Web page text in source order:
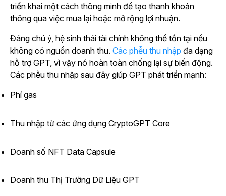
triển khai một cách thông minh để tạo thanh khoản
thông qua việc mua lại hoặc mở rộng lợi nhuận.
Đáng chú ý, hệ sinh thái tài chính không thể tồn tại nếu
không có nguồn doanh thu. Các phễu thu nhập đa dạng
hỗ trợ GPT, vì vậy nó hoàn toàn chống lại sự biến động.
Các phễu thu nhập sau đây giúp GPT phát triển mạnh:
Phí gas
Thu nhập từ các ứng dụng CryptoGPT Core
Doanh số NFT Data Capsule
Doanh thu Thị Trường Dữ Liệu GPT